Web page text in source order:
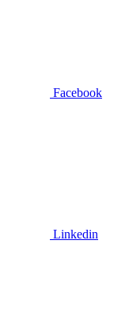
Facebook
Linkedin